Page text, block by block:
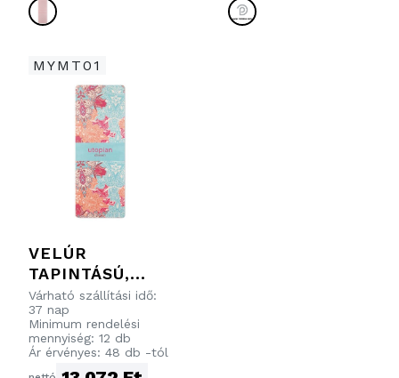
MYMT01
VELÚR
TAPINTÁSÚ,
MIKROSZÁLAS
ÉS GUMI
JÓGASZŐNYEG
Várható szállítási idő:
37 nap
Minimum rendelési
mennyiség: 12 db
Ár érvényes: 48 db -tól